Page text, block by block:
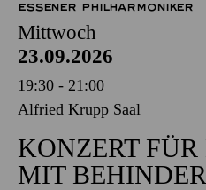
ESSENER PHILHARMONIKER
Mittwoch
23.09.2026
19:30 - 21:00
Alfried Krupp Saal
KONZERT
MIT